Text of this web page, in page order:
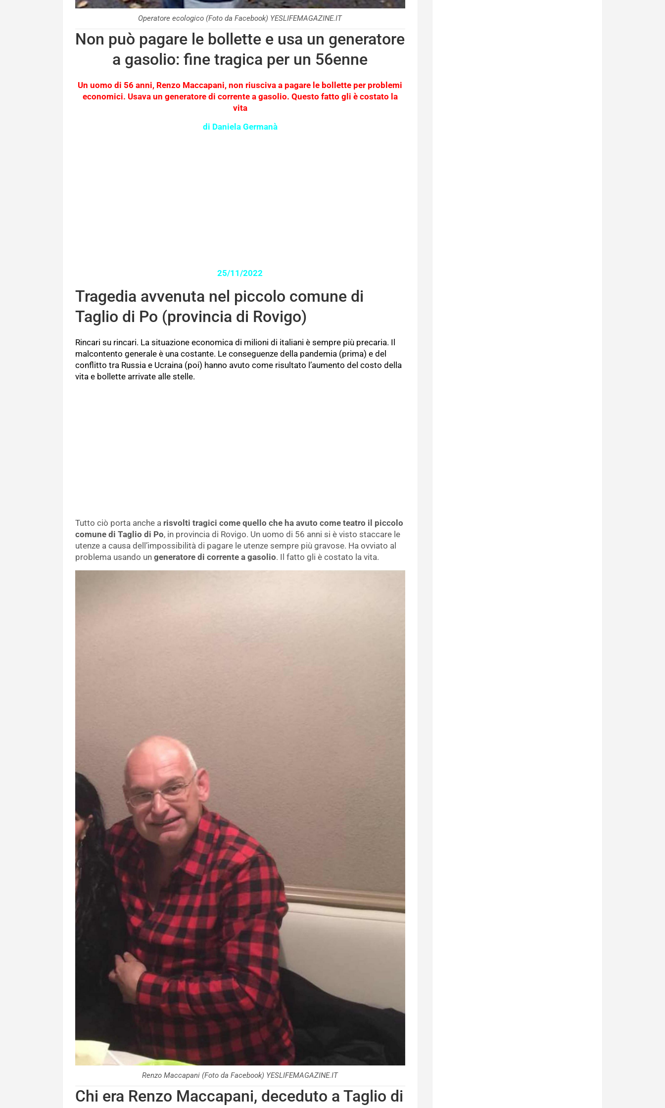
Operatore ecologico (Foto da Facebook) YESLIFEMAGAZINE.IT
Non può pagare le bollette e usa un generatore
a gasolio: fine tragica per un 56enne
Un uomo di 56 anni, Renzo Maccapani, non riusciva a pagare le bollette per problemi
economici. Usava un generatore di corrente a gasolio. Questo fatto gli è costato la
vita
di Daniela Germanà
25/11/2022
Tragedia avvenuta nel piccolo comune di
Taglio di Po (provincia di Rovigo)
Rincari su rincari. La situazione economica di milioni di italiani è sempre più precaria. Il
malcontento generale è una costante. Le conseguenze della pandemia (prima) e del
conflitto tra Russia e Ucraina (poi) hanno avuto come risultato l’aumento del costo della
vita e bollette arrivate alle stelle.
Tutto ciò porta anche a risvolti tragici come quello che ha avuto come teatro il piccolo
comune di Taglio di Po, in provincia di Rovigo. Un uomo di 56 anni si è visto staccare le
utenze a causa dell’impossibilità di pagare le utenze sempre più gravose. Ha ovviato al
problema usando un generatore di corrente a gasolio. Il fatto gli è costato la vita.
Renzo Maccapani (Foto da Facebook) YESLIFEMAGAZINE.IT
Chi era Renzo Maccapani, deceduto a Taglio di